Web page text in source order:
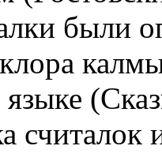
были
языке